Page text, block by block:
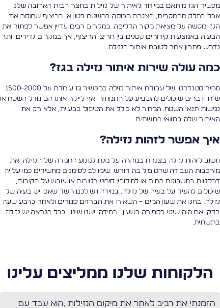
הגז מותאם במיוחד לאיתור של נזילות בחצר הבית האהובה שלנו
בחלק מהמקרים, הצנרת מכוסה במשטח בטון או בריצוף שחוסם את
ומקשה על מציאת מקור הדליפה. במקרים רבים עדיין אפשר לפתור את
באמצעות קידוחים קטנים בין חריצי הריצוף, אך במקרים נדירים יותר
פתרון אחר לטובת איתור הנזילה.
עולה שירות איתור נזילה בגז?
מחיר סטנדרטי של עבודת איתור נזילה במכשיר גז עומדת על 1500-2000
דברים שיכולים להשפיע על התמחור ואף לייקר אותו הם גודל השטח או
תנאי השטח. המחיר לא כולל את הטיפול בבעיית, אלא רק את
שלה בתוואי התשתית.
אפשר לזהות נזילה?
לזהות נזילה בצנרת במהרה על מנת למנוע החמרה של הנזילה ואת
העבודה שהטיפול בה דורש. שימו לב לסימנים מחשידים כמו עלייה
בחשבונות המים או לחילופין סימני רטיבות או עובש על הקירות,
להעיד על בעיה של נזילה. במידה ויש לכם חשד שאכן יש בעיה של
בחנו את שעון המים – השאירו את הברזים סגורים ולאחר כרבע שעה
אם היה שינוי בספירה בשעון. במידה וישנו שינוי, ככל הנראה יש נזילה
הלקוחות שלנו ממליצים עלינו
הזמנתי את רביב לאתר את מיקום הנזילות ,הוא עבד עם